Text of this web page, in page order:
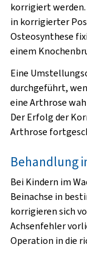
korrigiert
in korrigierter
Osteosynthese
einem
Eine
durchgeführt,
eine Arthrose
Der Erfolg der
Arthrose
Behandlung
Bei Kindern im
Beinachse in
korrigieren sich
Achsenfehler
Operation in die